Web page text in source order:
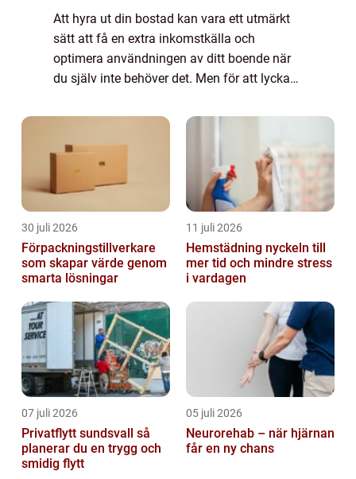
Att hyra ut din bostad kan vara ett utmärkt
sätt att få en extra inkomstkälla och
optimera användningen av ditt boende när
du själv inte behöver det. Men för att lyckas
30 juli 2026
Förpackningstillverkare
som skapar värde genom
smarta lösningar
11 juli 2026
Hemstädning nyckeln till
mer tid och mindre stress
i vardagen
07 juli 2026
Privatflytt sundsvall så
planerar du en trygg och
smidig flytt
05 juli 2026
Neurorehab – när hjärnan
får en ny chans